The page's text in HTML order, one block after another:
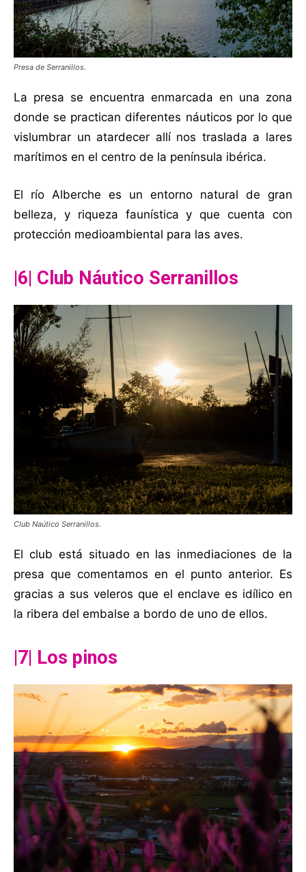
Presa de Serranillos.
La presa se encuentra enmarcada en una zona
donde se practican diferentes náuticos por lo que
vislumbrar un atardecer allí nos traslada a lares
marítimos en el centro de la península ibérica.
El río Alberche es un entorno natural de gran
belleza, y riqueza faunística y que cuenta con
protección medioambiental para las aves.
|6| Club Náutico Serranillos
Club Naútico Serranillos.
El club está situado en las inmediaciones de la
presa que comentamos en el punto anterior. Es
gracias a sus veleros que el enclave es idílico en
la ribera del embalse a bordo de uno de ellos.
|7| Los pinos